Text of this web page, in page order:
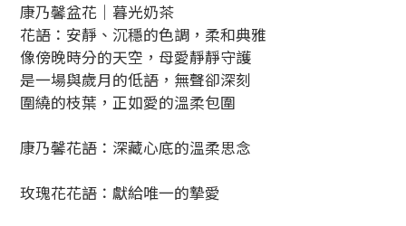
康乃馨盆花｜暮光奶茶
花語：安靜、沉穩的色調，柔和典雅
像傍晚時分的天空，母愛靜靜守護
是一場與歲月的低語，無聲卻深刻
圍繞的枝葉，正如愛的溫柔包圍
康乃馨花語：深藏心底的溫柔思念
玫瑰花花語：獻給唯一的摯愛